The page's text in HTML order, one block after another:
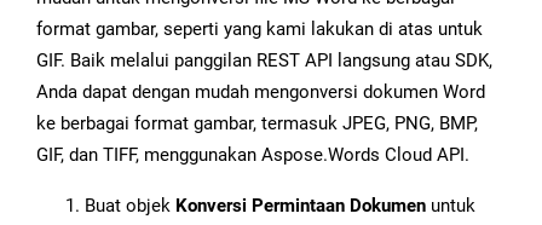
format gambar, seperti yang kami lakukan di atas untuk
GIF. Baik melalui panggilan REST API langsung atau SDK,
Anda dapat dengan mudah mengonversi dokumen Word
ke berbagai format gambar, termasuk JPEG, PNG, BMP,
GIF, dan TIFF, menggunakan Aspose.Words Cloud API.
Buat objek Konversi Permintaan Dokumen untuk